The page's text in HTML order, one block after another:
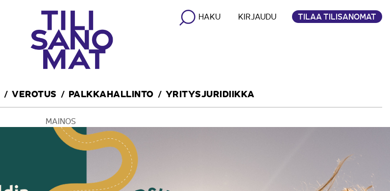
HAKU KIRJAUDU TILAA TILISANOMAT
VEROTUS PALKKAHALLINTO YRITYSJURIDIIKKA
MAINOS